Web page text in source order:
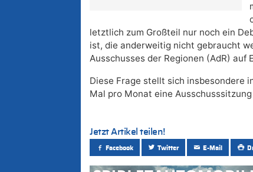
letztlich zum Großteil nur noch ein
ist, die anderweitig nicht gebraucht
Ausschusses der Regionen (AdR) auf
Diese Frage stellt sich insbesondere
Mal pro Monat eine
Jetzt Artikel teilen!
Facebook Twitter E-Mail